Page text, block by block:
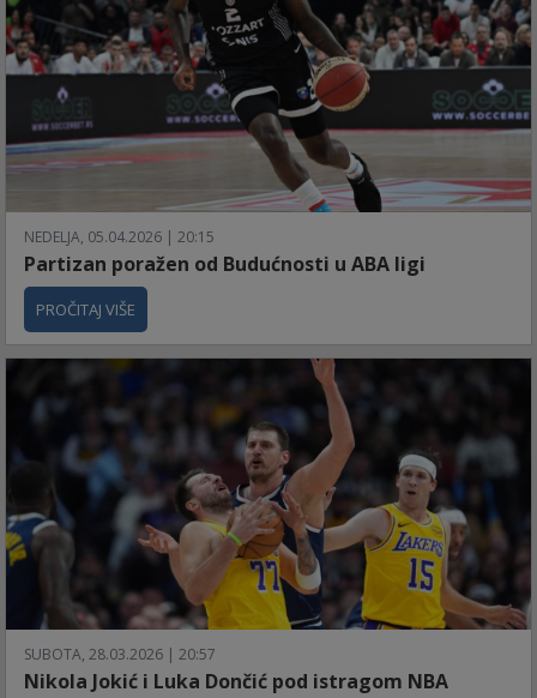
NEDELJA, 05.04.2026 | 20:15
Partizan poražen od Budućnosti u ABA ligi
PROČITAJ VIŠE
SUBOTA, 28.03.2026 | 20:57
Nikola Jokić i Luka Dončić pod istragom NBA